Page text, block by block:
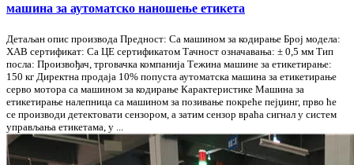
машина за аутоматско наношење етикета
Детаљан опис производа Предност: Са машином за кодирање Број модела:
ХАВ сертификат: Са ЦЕ сертификатом Тачност означавања: ± 0,5 мм Тип
посла: Произвођач, трговачка компанија Тежина машине за етикетирање:
150 кг Директна продаја 10% попуста аутоматска машина за етикетирање
серво мотора са машином за кодирање Карактеристике Машина за
етикетирање налепница са машином за позивање покреће пејџинг, прво ће
се производи детектовати сензором, а затим сензор враћа сигнал у систем
управљања етикетама, у ...